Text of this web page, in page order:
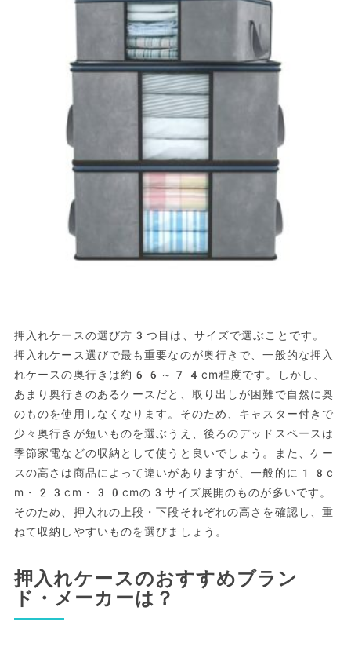
押入れケースの選び方3つ目は、サイズで選ぶことです。
押入れケース選びで最も重要なのが奥行きで、一般的な押入
れケースの奥行きは約66～74cm程度です。しかし、
あまり奥行きのあるケースだと、取り出しが困難で自然に奥
のものを使用しなくなります。そのため、キャスター付きで
少々奥行きが短いものを選ぶうえ、後ろのデッドスペースは
季節家電などの収納として使うと良いでしょう。また、ケー
スの高さは商品によって違いがありますが、一般的に18c
m・23cm・30cmの3サイズ展開のものが多いです。
そのため、押入れの上段・下段それぞれの高さを確認し、重
ねて収納しやすいものを選びましょう。
押入れケースのおすすめブラン
ド・メーカーは？